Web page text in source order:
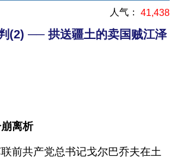
人气： 41,438
(2) ── 拱送疆土的卖国贼江泽
离析
前共产党总书记戈尔巴乔夫在土